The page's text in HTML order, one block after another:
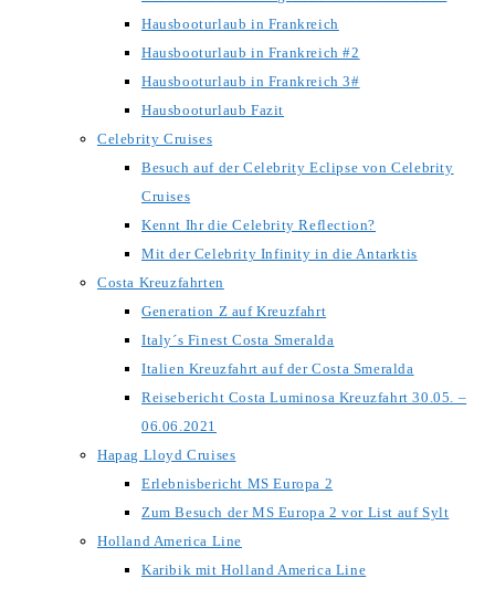
Hausbooturlaub in Frankreich
Hausbooturlaub in Frankreich #2
Hausbooturlaub in Frankreich 3#
Hausbooturlaub Fazit
Celebrity Cruises
Besuch auf der Celebrity Eclipse von Celebrity
Cruises
Kennt Ihr die Celebrity Reflection?
Mit der Celebrity Infinity in die Antarktis
Costa Kreuzfahrten
Generation Z auf Kreuzfahrt
Italy´s Finest Costa Smeralda
Italien Kreuzfahrt auf der Costa Smeralda
Reisebericht Costa Luminosa Kreuzfahrt 30.05. –
06.06.2021
Hapag Lloyd Cruises
Erlebnisbericht MS Europa 2
Zum Besuch der MS Europa 2 vor List auf Sylt
Holland America Line
Karibik mit Holland America Line